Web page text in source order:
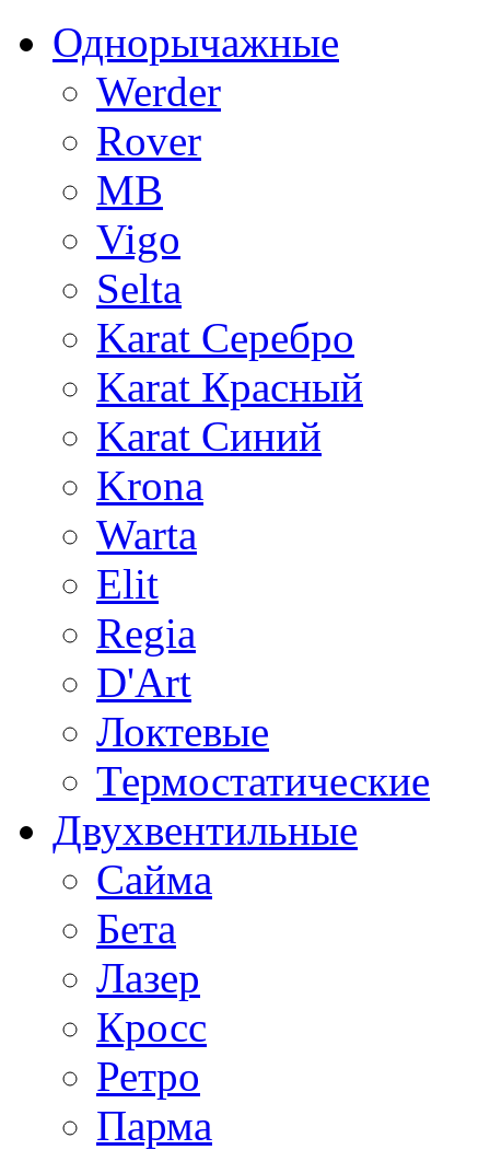
Однорычажные
Werder
Rover
MB
Vigo
Selta
Karat Серебро
Karat Красный
Karat Синий
Krona
Warta
Elit
Regia
D'Art
Локтевые
Термостатические
Двухвентильные
Сайма
Бета
Лазер
Кросс
Ретро
Парма